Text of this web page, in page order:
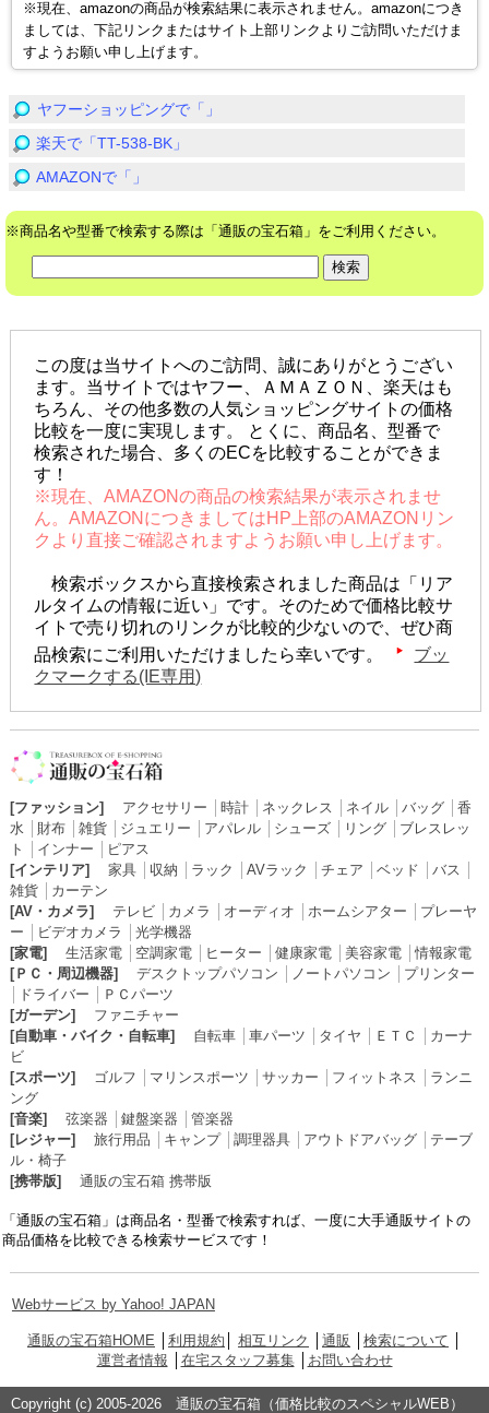
※現在、amazonの商品が検索結果に表示されません。amazonにつき
ましては、下記リンクまたはサイト上部リンクよりご訪問いただけま
すようお願い申し上げます。
ヤフーショッピングで「」
楽天で「TT-538-BK」
AMAZONで「」
※商品名や型番で検索する際は「通販の宝石箱」をご利用ください。
この度は当サイトへのご訪問、誠にありがとうござい
ます。当サイトではヤフー、ＡＭＡＺＯＮ、楽天はも
ちろん、その他多数の人気ショッピングサイトの価格
比較を一度に実現します。 とくに、商品名、型番で
検索された場合、多くのECを比較することができま
す！
※現在、AMAZONの商品の検索結果が表示されませ
ん。AMAZONにつきましてはHP上部のAMAZONリン
クより直接ご確認されますようお願い申し上げます。
検索ボックスから直接検索されました商品は「リア
ルタイムの情報に近い」です。そのためで価格比較サ
イトで売り切れのリンクが比較的少ないので、ぜひ商
品検索にご利用いただけましたら幸いです。
ブッ
クマークする(IE専用)
[ファッション] アクセサリー 時計│ ネックレス ネイル│ バッグ│ 香
水
財布│ 雑貨│ ジュエリー アパレル│ シューズ│ リング│ ブレスレッ
ト
インナー
ピアス
[インテリア]
家具│ 収納 ラック AVラック チェア ベッド バス
雑貨│ カーテン
[AV・カメラ]
テレビ│ カメラ オーディオ ホームシアター
プレーヤ
ー
ビデオカメラ
光学機器
[家電]
生活家電│ 空調家電│ ヒーター 健康家電│ 美容家電│情報家電
[ＰＣ・周辺機器]
デスクトップパソコン ノートパソコン
プリンター
ドライバー
ＰＣパーツ
[ガーデン]
ファニチャー
[自動車・バイク・自転車]
自転車│ 車パーツ タイヤ ＥＴＣ
カーナ
ビ
[スポーツ]
ゴルフ マリンスポーツ サッカー フィットネス
ランニ
ング
[音楽]
弦楽器 鍵盤楽器
管楽器
[レジャー]
旅行用品 キャンプ│ 調理器具│ アウトドアバッグ│ テーブ
ル・椅子
[携帯版]
通販の宝石箱 携帯版
「通販の宝石箱」は商品名・型番で検索すれば、一度に大手通販サイトの
商品価格を比較できる検索サービスです！
Webサービス by Yahoo! JAPAN
通販の宝石箱HOME 利用規約 相互リンク 通販 検索について
運営者情報
在宅スタッフ募集│ お問い合わせ
Copyright (c) 2005-2026 通販の宝石箱（価格比較のスペシャルWEB）